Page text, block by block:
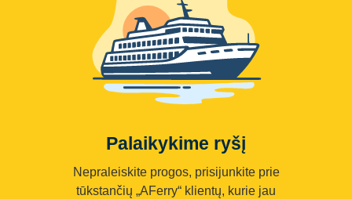
Palaikykime ryšį
Nepraleiskite progos, prisijunkite prie
tūkstančių „AFerry“ klientų, kurie jau